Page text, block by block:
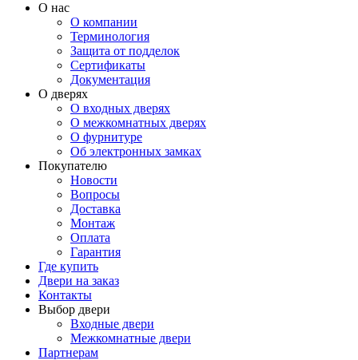
О нас
О компании
Терминология
Защита от подделок
Сертификаты
Документация
О дверях
О входных дверях
О межкомнатных дверях
О фурнитуре
Об электронных замках
Покупателю
Новости
Вопросы
Доставка
Монтаж
Оплата
Гарантия
Где купить
Двери на заказ
Контакты
Выбор двери
Входные двери
Межкомнатные двери
Партнерам